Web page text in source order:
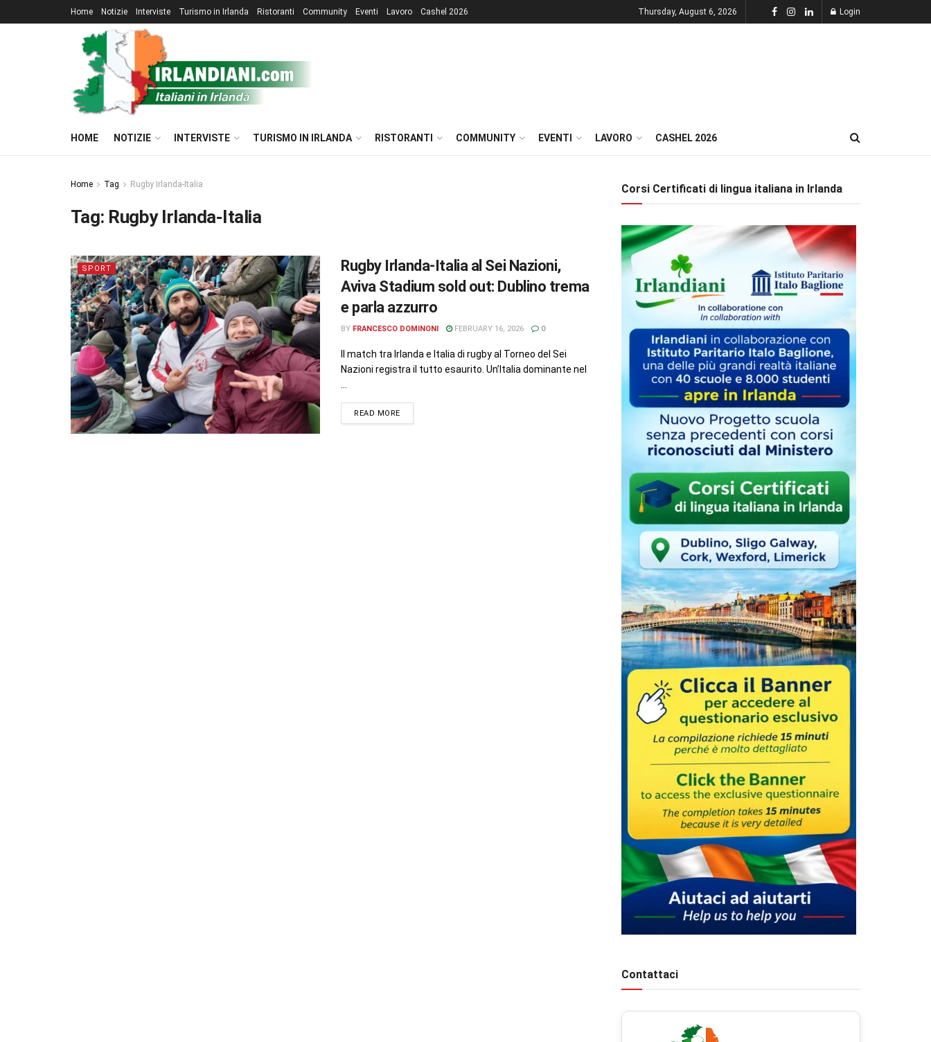
Home Notizie Interviste Turismo in Irlanda Ristoranti Community Eventi Lavoro Cashel 2026 Thursday, August 6, 2026 Login
HOME NOTIZIE INTERVISTE TURISMO IN IRLANDA RISTORANTI COMMUNITY EVENTI LAVORO CASHEL 2026
Home Tag Rugby Irlanda-Italia
Tag: Rugby Irlanda-Italia
SPORT
Rugby Irlanda-Italia al Sei Nazioni,
Aviva Stadium sold out: Dublino trema
e parla azzurro
BY FRANCESCO DOMINONI FEBRUARY 16, 2026 0
Il match tra Irlanda e Italia di rugby al Torneo del Sei
Nazioni registra il tutto esaurito. Un’Italia dominante nel
READ MORE
Corsi Certificati di lingua italiana in Irlanda
Contattaci